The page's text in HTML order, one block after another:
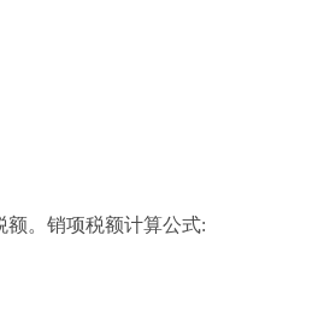
。销项税额计算公式: